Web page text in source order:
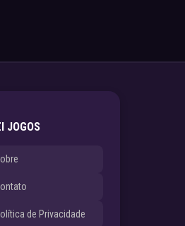
JOGOS
de Privacidade